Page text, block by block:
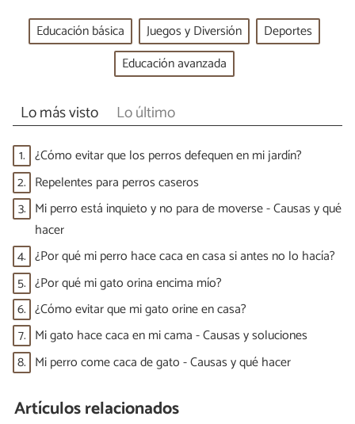
Educación básica Juegos y Diversión
Deportes
Educación avanzada
Lo más visto Lo último
1. ¿Cómo evitar que los perros defequen en mi jardín?
2. Repelentes para perros caseros
3. Mi perro está inquieto y no para de moverse - Causas y qué
hacer
4. ¿Por qué mi perro hace caca en casa si antes no lo hacía?
5. ¿Por qué mi gato orina encima mío?
6. ¿Cómo evitar que mi gato orine en casa?
7. Mi gato hace caca en mi cama - Causas y soluciones
8. Mi perro come caca de gato - Causas y qué hacer
Artículos relacionados